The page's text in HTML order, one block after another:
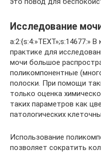
Исследование
a:2:{s:4:»TEXT»;s:14677:»
практике для
мочи большое
поликомпонентные
полоски. При помощи
только оценка
таких параметров как
патологических
Использование
позволяет сократить